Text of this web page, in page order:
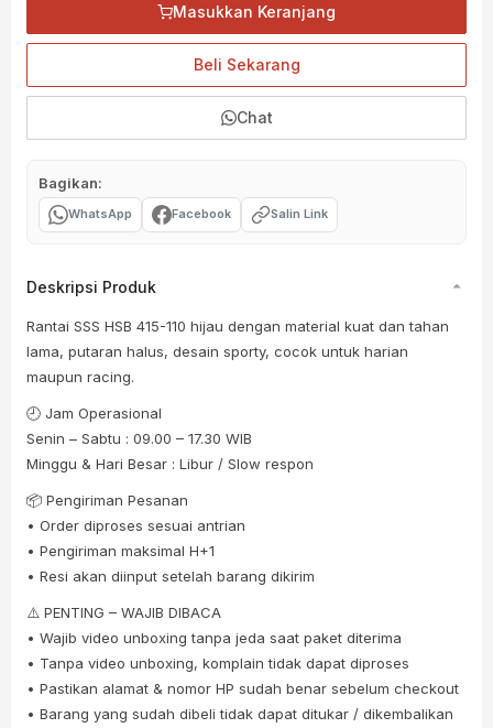
Masukkan Keranjang
Beli Sekarang
Chat
Bagikan:
WhatsApp Facebook Salin Link
Deskripsi Produk
Rantai SSS HSB 415-110 hijau dengan material kuat dan tahan
lama, putaran halus, desain sporty, cocok untuk harian
maupun racing.
🕘 Jam Operasional
Senin – Sabtu : 09.00 – 17.30 WIB
Minggu & Hari Besar : Libur / Slow respon
📦 Pengiriman Pesanan
• Order diproses sesuai antrian
• Pengiriman maksimal H+1
• Resi akan diinput setelah barang dikirim
⚠️ PENTING – WAJIB DIBACA
• Wajib video unboxing tanpa jeda saat paket diterima
• Tanpa video unboxing, komplain tidak dapat diproses
• Pastikan alamat & nomor HP sudah benar sebelum checkout
• Barang yang sudah dibeli tidak dapat ditukar / dikembalikan